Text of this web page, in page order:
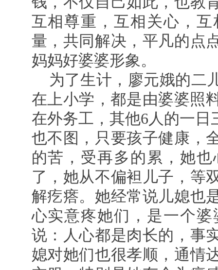
互相尊重，互相关心，
量，共同解决，平凡的点
妈妈好婆婆形象。
为了生计，廖元娥的二
在上小学，都是由婆婆照
在外务工，其他6人的一
也不图，只要孩子健康，
的苦，受再多的累，她
了，她从不偏袒儿子，等
解疙瘩。她经常说儿媳也
心实意疼她们，是一个
说：人心都是肉长的，事
媳对她们也很孝顺，通情